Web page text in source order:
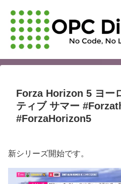
Forza Horizon 5 ヨー
ティブ サマー
#ForzaHorizon5
新シリーズ開始です。